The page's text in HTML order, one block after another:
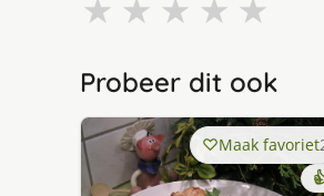
★ ★ ★ ★ ★
Probeer dit ook
Maak favoriet